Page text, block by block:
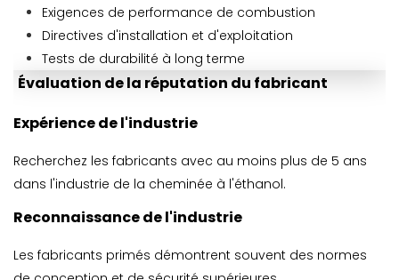
Exigences de performance de combustion
Directives d'installation et d'exploitation
Tests de durabilité à long terme
Évaluation de la réputation du fabricant
Expérience de l'industrie
Recherchez les fabricants avec au moins plus de 5 ans
dans l'industrie de la cheminée à l'éthanol.
Reconnaissance de l'industrie
Les fabricants primés démontrent souvent des normes